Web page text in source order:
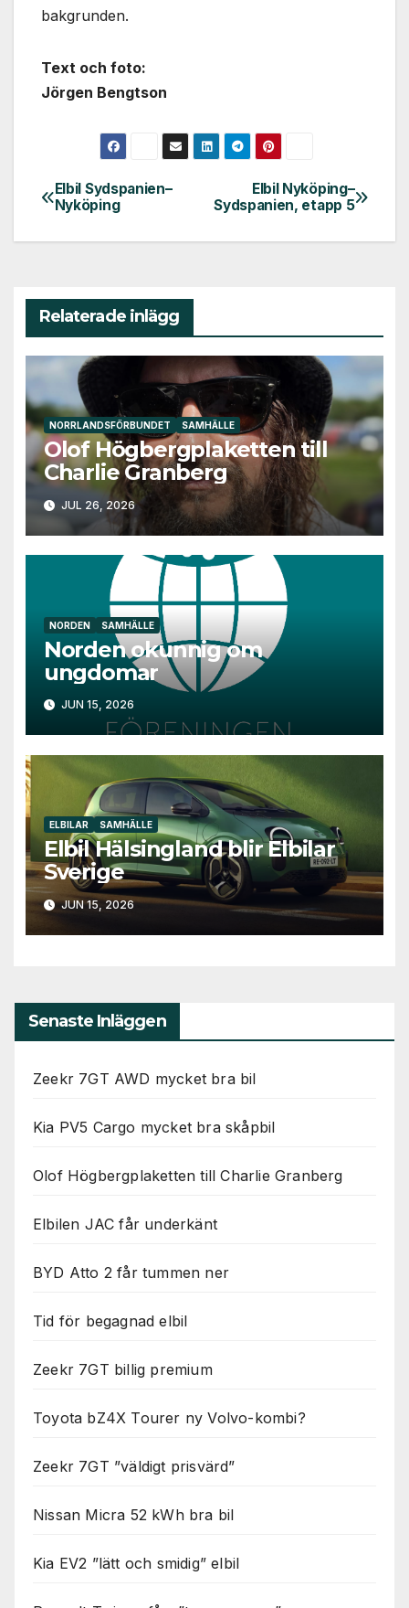
bakgrunden.
Text och foto:
Jörgen Bengtson
InläggsnavigeringElbil Nyköping–
Sydspanien, etapp 5
Elbil Sydspanien–
Nyköping
Relaterade inlägg
NORRLANDSFÖRBUNDET SAMHÄLLE
Olof Högbergplaketten till
Charlie Granberg
JUL 26, 2026
NORDEN SAMHÄLLE
Norden okunnig om
ungdomar
JUN 15, 2026
ELBILAR SAMHÄLLE
Elbil Hälsingland blir Elbilar
Sverige
JUN 15, 2026
Senaste Inläggen
Zeekr 7GT AWD mycket bra bil
Kia PV5 Cargo mycket bra skåpbil
Olof Högbergplaketten till Charlie Granberg
Elbilen JAC får underkänt
BYD Atto 2 får tummen ner
Tid för begagnad elbil
Zeekr 7GT billig premium
Toyota bZ4X Tourer ny Volvo-kombi?
Zeekr 7GT ”väldigt prisvärd”
Nissan Micra 52 kWh bra bil
Kia EV2 ”lätt och smidig” elbil